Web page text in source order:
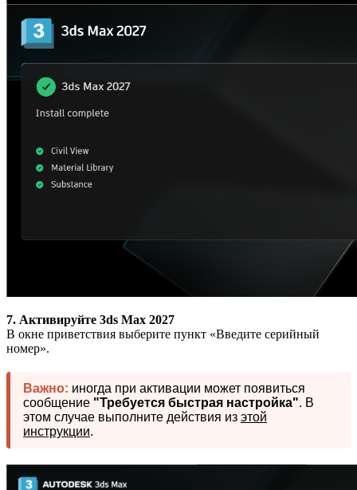
7. Активируйте 3ds Max 2027
В окне приветствия выберите пункт «Введите серийный
номер».
Важно: иногда при активации может появиться
сообщение "Требуется быстрая настройка". В
этом случае выполните действия из этой
инструкции.